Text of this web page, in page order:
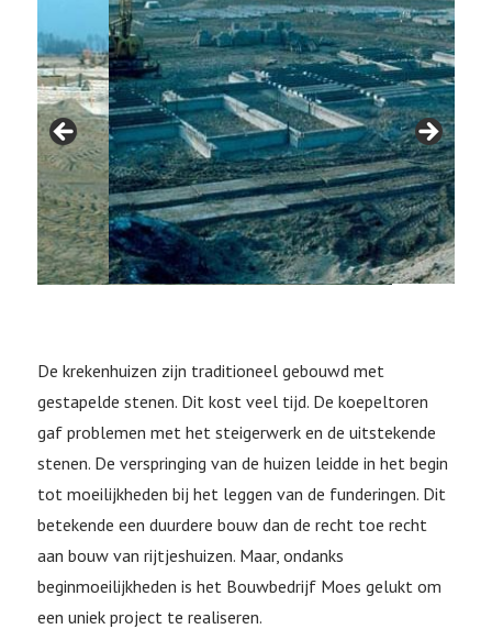
De krekenhuizen zijn traditioneel gebouwd met
gestapelde stenen. Dit kost veel tijd. De koepeltoren
gaf problemen met het steigerwerk en de uitstekende
stenen. De verspringing van de huizen leidde in het begin
tot moeilijkheden bij het leggen van de funderingen. Dit
betekende een duurdere bouw dan de recht toe recht
aan bouw van rijtjeshuizen. Maar, ondanks
beginmoeilijkheden is het Bouwbedrijf Moes gelukt om
een uniek project te realiseren.